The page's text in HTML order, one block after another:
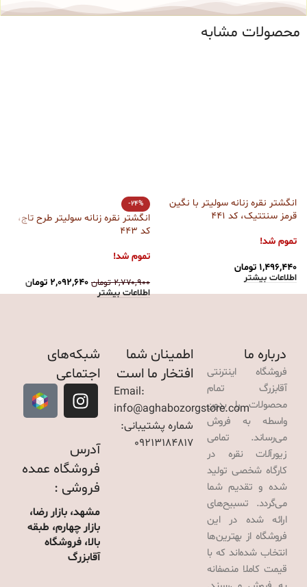
محصولات مشابه
انگشتر نقره زنانه سولیتر با نگین
قرمز سنتتیک، کد 441
تموم شد!
۱,۴۹۶,۴۴۰ تومان
اطلاعات بیشتر
-24%
انگشتر نقره زنانه سولیتر طرح تاج،
کد 443
تموم شد!
۲,۷۷۰,۹۰۰ تومان ۲,۰۹۲,۶۴۰ تومان
اطلاعات بیشتر
درباره ما
فروشگاه اینترنتی
آقابزرگ تمام
محصولات را بدون
واسطه به فروش
می‌رساند. تمامی
زیورآلات نقره در
کارگاه شخصی تولید
شده و تقدیم شما
می‌گردد. تسبیح‌های
ارائه شده در این
فروشگاه از بهترین‌ها
انتخاب شده‌اند که با
قیمت کاملا منصفانه
اطمینان شما
افتخار ما است
Email:
info@aghabozorgstore.com
شماره پشتیبانی:
09213184817
شبکه‌های
اجتماعی
آدرس
فروشگاه عمده
فروشی :
مشهد، بازار رضا،
بازار چهارم، طبقه
بالا، فروشگاه
آقابزرگ